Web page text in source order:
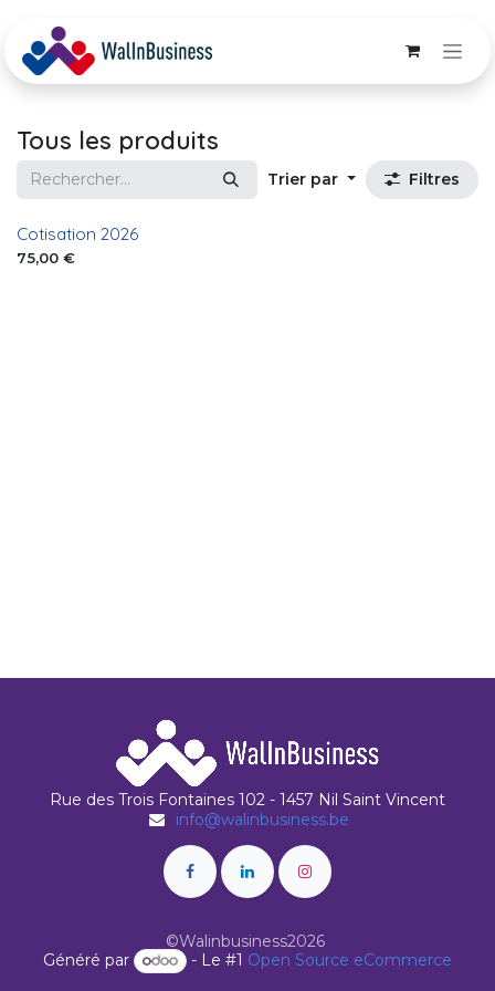
Tous les produits
Trier par Filtres
Cotisation 2026
75,00 €
Rue des Trois Fontaines 102 - 1457 Nil Saint Vincent
info@walinbusiness.be
©Walinbusiness2026
Généré par
- Le #1 Open Source eCommerce